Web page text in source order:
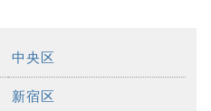
中央区
新宿区